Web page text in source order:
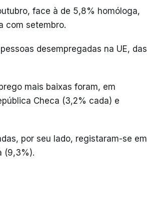
face à de 5,8% homóloga,
com setembro.
desempregadas na UE, das
mais baixas foram, em
Checa (3,2% cada) e
por seu lado, registaram-se em
(9,3%).